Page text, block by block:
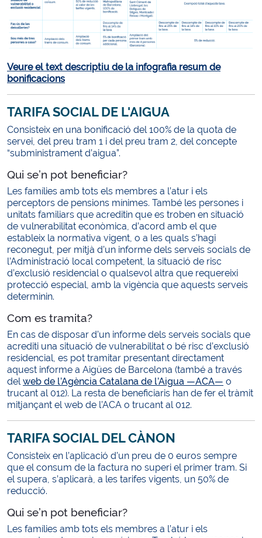
Veure el text descriptiu de la infografia resum de
bonificacions
TARIFA SOCIAL DE L'AIGUA
Consisteix en una bonificació del 100% de la quota de
servei, del preu tram 1 i del preu tram 2, del concepte
“subministrament d’aigua”.
Qui se’n pot beneficiar?
Les famílies amb tots els membres a l’atur i els
perceptors de pensions mínimes. També les persones i
unitats familiars que acreditin que es troben en situació
de vulnerabilitat econòmica, d’acord amb el que
estableix la normativa vigent, o a les quals s’hagi
reconegut, per mitjà d’un informe dels serveis socials de
l’Administració local competent, la situació de risc
d’exclusió residencial o qualsevol altra que requereixi
protecció especial, amb la vigència que aquests serveis
determinin.
Com es tramita?
En cas de disposar d’un informe dels serveis socials que
acrediti una situació de vulnerabilitat o bé risc d’exclusió
residencial, es pot tramitar presentant directament
aquest informe a Aigües de Barcelona (també a través
delweb de l’Agència Catalana de l’Aigua —ACA— o
trucant al 012). La resta de beneficiaris han de fer el tràmit
mitjançant el web de l’ACA o trucant al 012.
TARIFA SOCIAL DEL CÀNON
Consisteix en l’aplicació d’un preu de 0 euros sempre
que el consum de la factura no superi el primer tram. Si
el supera, s’aplicarà, a les tarifes vigents, un 50% de
reducció.
Qui se’n pot beneficiar?
Les famílies amb tots els membres a l’atur i els